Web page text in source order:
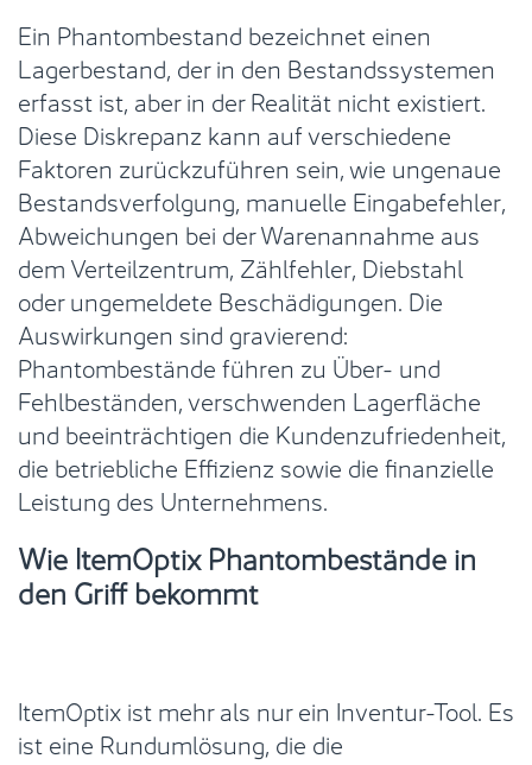
Ein Phantombestand bezeichnet einen
Lagerbestand, der in den Bestandssystemen
erfasst ist, aber in der Realität nicht existiert.
Diese Diskrepanz kann auf verschiedene
Faktoren zurückzuführen sein, wie ungenaue
Bestandsverfolgung, manuelle Eingabefehler,
Abweichungen bei der Warenannahme aus
dem Verteilzentrum, Zählfehler, Diebstahl
oder ungemeldete Beschädigungen. Die
Auswirkungen sind gravierend:
Phantombestände führen zu Über- und
Fehlbeständen, verschwenden Lagerfläche
und beeinträchtigen die Kundenzufriedenheit,
die betriebliche Effizienz sowie die finanzielle
Leistung des Unternehmens.
Wie ItemOptix Phantombestände in
den Griff bekommt
ItemOptix ist mehr als nur ein Inventur-Tool. Es
ist eine Rundumlösung, die die